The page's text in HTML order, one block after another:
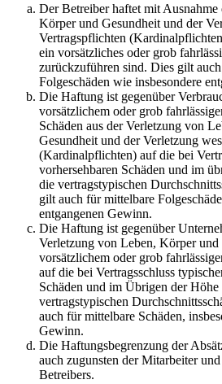
Der Betreiber haftet mit
Körper und Gesundheit und der
Vertragspflichten
ein vorsätzliches oder grob
zurückzuführen sind. Dies gilt
Folgeschäden wie insbesondere
Die Haftung ist gegenüber
vorsätzlichem oder grob
Schäden aus der Verletzung von
Gesundheit und der Verletzung
(Kardinalpflichten) auf die bei
vorhersehbaren Schäden und im
die vertragstypischen
gilt auch für mittelbare
entgangenen Gewinn.
Die Haftung ist gegenüber
Verletzung von Leben, Körper und
vorsätzlichem oder grob
auf die bei Vertragsschluss
Schäden und im Übrigen der Höhe
vertragstypischen
auch für mittelbare Schäden,
Gewinn.
Die Haftungsbegrenzung der
auch zugunsten der Mitarbeiter
Betreibers.